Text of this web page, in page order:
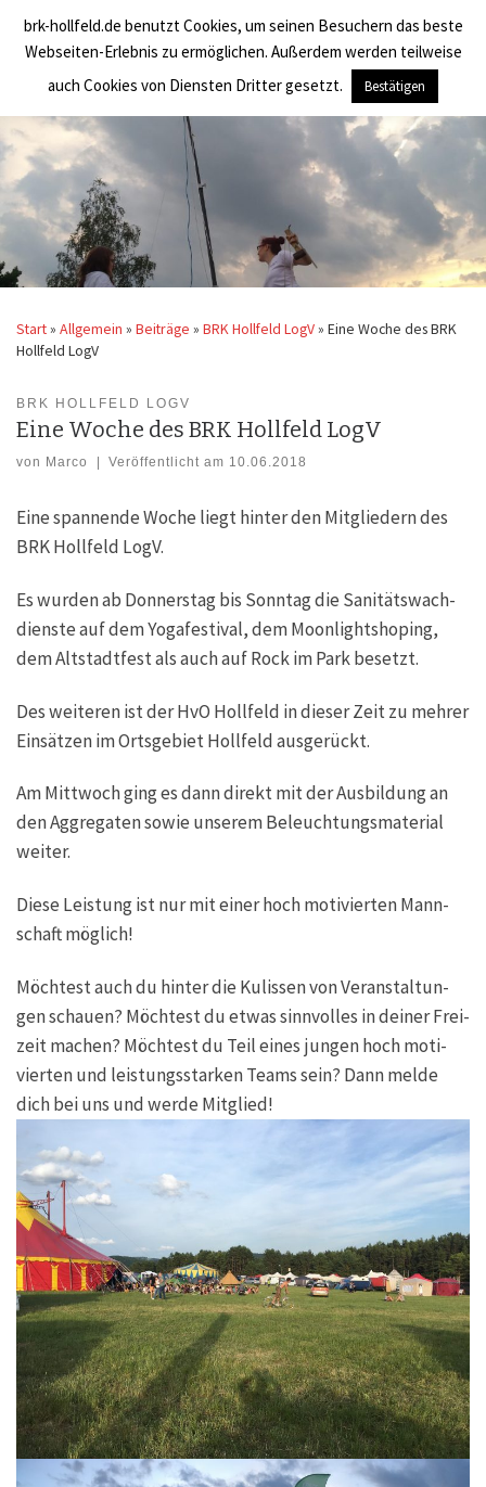
Zum Inhalt springen
BRK Hollfeld LogV
Search
Start» Allgemein » Beiträge » BRK Hollfeld LogV» Eine Woche des BRK
Hollfeld LogV
BRK HOLLFELD LOGV
Eine Woche des BRK Hollfeld LogV
von Marco Veröffentlicht am 10.06.2018
Eine span­nen­de Woche liegt hin­ter den Mit­glie­dern des
BRK Holl­feld LogV.
Es wur­den ab Don­ners­tag bis Sonn­tag die Sani­täts­wach­
diens­te auf dem Yoga­fes­ti­val, dem Moon­light­sho­p­ing,
dem Alt­stadt­fest als auch auf Rock im Park besetzt.
Des wei­te­ren ist der HvO Holl­feld in die­ser Zeit zu meh­rer
Ein­sät­zen im Orts­ge­biet Holl­feld ausgerückt.
Am Mitt­woch ging es dann direkt mit der Aus­bil­dung an
den Aggre­ga­ten sowie unse­rem Beleuch­tungs­ma­te­ri­al
weiter.
Die­se Leis­tung ist nur mit einer hoch moti­vier­ten Mann­
schaft möglich!
Möch­test auch du hin­ter die Kulis­sen von Ver­an­stal­tun­
gen schau­en? Möch­test du etwas sinn­vol­les in dei­ner Frei­
zeit machen? Möch­test du Teil eines jun­gen hoch moti­
vier­ten und leis­tungs­star­ken Teams sein? Dann mel­de
dich bei uns und wer­de Mitglied!
brk-hollfeld.de benutzt Cookies, um seinen Besuchern das beste
Webseiten-Erlebnis zu ermöglichen. Außerdem werden teilweise
auch Cookies von Diensten Dritter gesetzt.
Bestätigen